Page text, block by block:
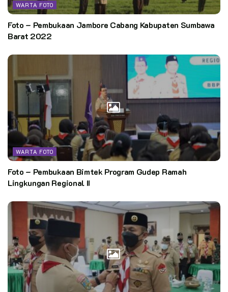
WARTA FOTO
Foto – Pembukaan Jambore Cabang Kabupaten Sumbawa
Barat 2022
WARTA FOTO
Foto – Pembukaan Bimtek Program Gudep Ramah
Lingkungan Regional II